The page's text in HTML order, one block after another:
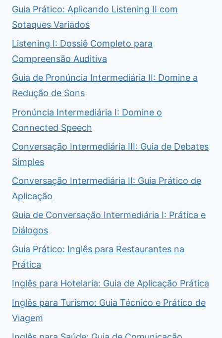
Guia Prático: Aplicando Listening II com
Sotaques Variados
Listening I: Dossiê Completo para
Compreensão Auditiva
Guia de Pronúncia Intermediária II: Domine a
Redução de Sons
Pronúncia Intermediária I: Domine o
Connected Speech
Conversação Intermediária III: Guia de Debates
Simples
Conversação Intermediária II: Guia Prático de
Aplicação
Guia de Conversação Intermediária I: Prática e
Diálogos
Guia Prático: Inglês para Restaurantes na
Prática
Inglês para Hotelaria: Guia de Aplicação Prática
Inglês para Turismo: Guia Técnico e Prático de
Viagem